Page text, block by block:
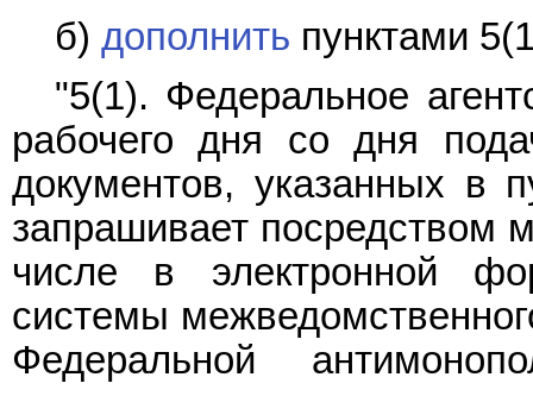
б) дополнить пунктами
"5(1). Федеральное
рабочего дня со дня
документов, указанных в
запрашивает посредством
числе в электронной
системы
Федеральной